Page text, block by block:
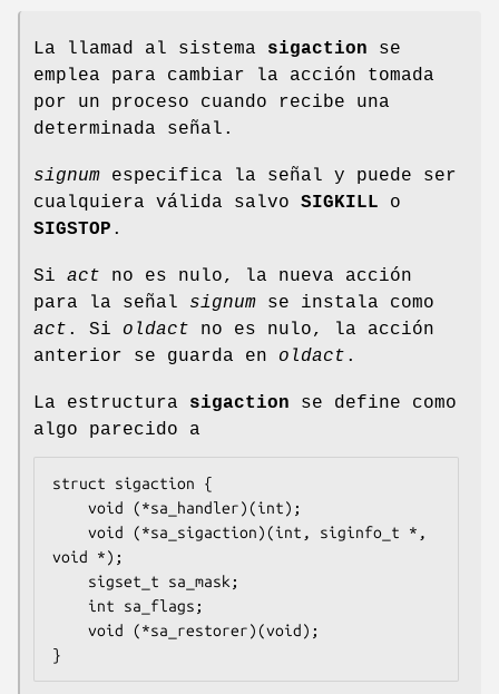
La llamad al sistema sigaction se
emplea para cambiar la acción tomada
por un proceso cuando recibe una
determinada señal.
signum especifica la señal y puede ser
cualquiera válida salvo SIGKILL o
SIGSTOP .
Si act no es nulo, la nueva acción
para la señal signum se instala como
act . Si oldact no es nulo, la acción
anterior se guarda en oldact .
La estructura sigaction se define como
algo parecido a
struct sigaction {
void *);
}